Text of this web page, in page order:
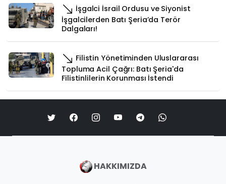
İşgalci İsrail Ordusu ve Siyonist
İşgalcilerden Batı Şeria’da Terör
Dalgaları!
Filistin Yönetiminden Uluslararası
Topluma Acil Çağrı: Batı Şeria'da
Filistinlilerin Korunması İstendi
HAKKIMIZDA